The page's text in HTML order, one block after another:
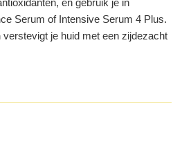
en gebruik je in
Serum of Intensive Serum 4 Plus.
je huid met een zijdezacht